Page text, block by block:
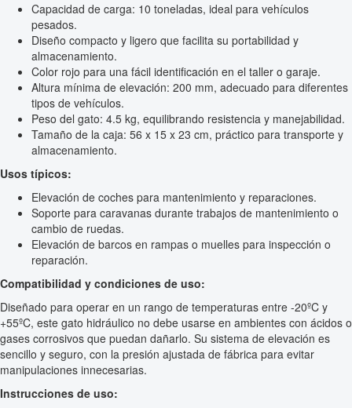
Capacidad de carga: 10 toneladas, ideal para vehículos
pesados.
Diseño compacto y ligero que facilita su portabilidad y
almacenamiento.
Color rojo para una fácil identificación en el taller o garaje.
Altura mínima de elevación: 200 mm, adecuado para diferentes
tipos de vehículos.
Peso del gato: 4.5 kg, equilibrando resistencia y manejabilidad.
Tamaño de la caja: 56 x 15 x 23 cm, práctico para transporte y
almacenamiento.
Usos típicos:
Elevación de coches para mantenimiento y reparaciones.
Soporte para caravanas durante trabajos de mantenimiento o
cambio de ruedas.
Elevación de barcos en rampas o muelles para inspección o
reparación.
Compatibilidad y condiciones de uso:
Diseñado para operar en un rango de temperaturas entre -20ºC y
+55ºC, este gato hidráulico no debe usarse en ambientes con ácidos o
gases corrosivos que puedan dañarlo. Su sistema de elevación es
sencillo y seguro, con la presión ajustada de fábrica para evitar
manipulaciones innecesarias.
Instrucciones de uso: